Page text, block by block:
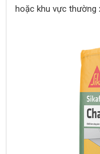
hoặc khu vực thường